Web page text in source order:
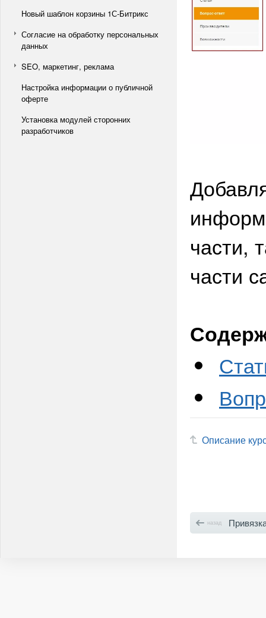
Новый шаблон корзины 1С-Битрикс
Согласие на обработку персональных
данных
SEO, маркетинг, реклама
Настройка информации о публичной
оферте
Установка модулей сторонних
разработчиков
части,
части
Описание
назад Привязка